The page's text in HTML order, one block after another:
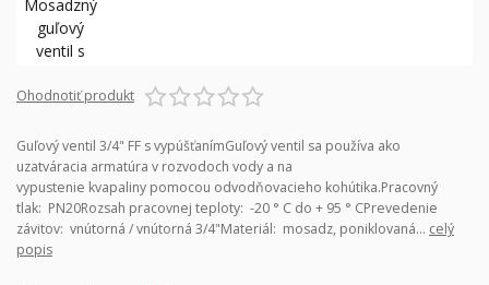
Ohodnotiť produkt
Guľový ventil 3/4" FF s vypúšťanímGuľový ventil sa používa ako
uzatváracia armatúra v rozvodoch vody a na
vypustenie kvapaliny pomocou odvodňovacieho kohútika.Pracovný
tlak: PN20Rozsah pracovnej teploty: -20 ° C do + 95 ° CPrevedenie
závitov: vnútorná / vnútorná 3/4"Materiál: mosadz, poniklovaná... celý
popis